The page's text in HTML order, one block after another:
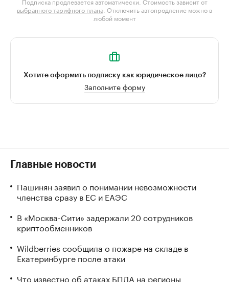
выбранного тарифного плана . Отключить автопродление можно в
любой момент
Хотите оформить подписку как юридическое лицо?
Заполните форму
Главные новости
Пашинян заявил о понимании невозможности
членства сразу в ЕС и ЕАЭС
В «Москва-Сити» задержали 20 сотрудников
криптообменников
Wildberries сообщила о пожаре на складе в
Екатеринбурге после атаки
Что известно об атаках БПЛА на регионы